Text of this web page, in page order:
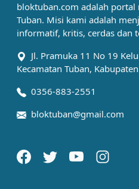
bloktuban.com adalah
Tuban. Misi kami adalah
informatif, kritis, cerdas dan
Jl. Pramuka 11 No 19
Kecamatan Tuban,
0356-883-2551
bloktuban@gmail.com